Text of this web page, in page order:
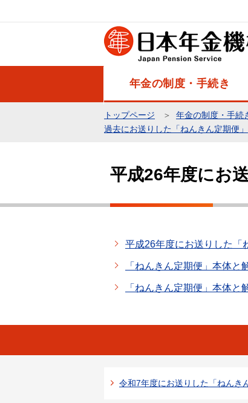
の
年金の制度・手続き
トップページ 年金の制度・手続
過去にお送りした「ねんきん定期便」
平成26年度にお
平成26年度にお送りした「
「ねんきん定期便」本体と
「ねんきん定期便」本体と
令和7年度にお送りした「ねんき